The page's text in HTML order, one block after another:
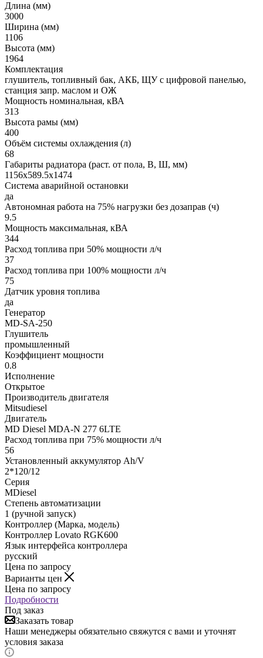
Длина (мм)
3000
Ширина (мм)
1106
Высота (мм)
1964
Комплектация
глушитель, топливный бак, АКБ, ЩУ с цифровой панелью,
станция запр. маслом и ОЖ
Мощность номинальная, кВА
313
Высота рамы (мм)
400
Объём системы охлаждения (л)
68
Габариты радиатора (раст. от пола, В, Ш, мм)
1156х589.5х1474
Система аварийной остановки
да
Автономная работа на 75% нагрузки без дозаправ (ч)
9.5
Мощность максимальная, кВА
344
Расход топлива при 50% мощности л/ч
37
Расход топлива при 100% мощности л/ч
75
Датчик уровня топлива
да
Генератор
MD-SA-250
Глушитель
промышленный
Коэффициент мощности
0.8
Исполнение
Открытое
Производитель двигателя
Mitsudiesel
Двигатель
MD Diesel MDA-N 277 6LTE
Расход топлива при 75% мощности л/ч
56
Установленный аккумулятор Ah/V
2*120/12
Серия
MDiesel
Степень автоматизации
1 (ручной запуск)
Контроллер (Марка, модель)
Контроллер Lovato RGK600
Язык интерфейса контроллера
русский
Цена по запросу
Варианты цен
Цена по запросу
Подробности
Под заказ
Заказать товар
Наши менеджеры обязательно свяжутся с вами и уточнят
условия заказа